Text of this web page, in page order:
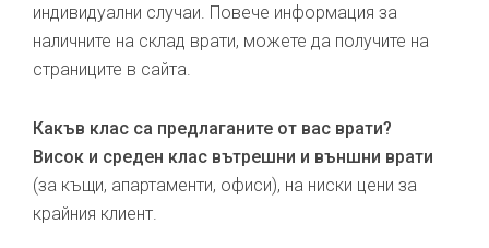
индивидуални случаи. Повече информация за
наличните на склад врати, можете да получите на
страниците в сайта.
Какъв клас са предлаганите от вас врати?
Висок и среден клас вътрешни и външни врати
(за къщи, апартаменти, офиси), на ниски цени за
крайния клиент.